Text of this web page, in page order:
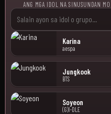
ANG MGA IDOL NA SINUSUNDAN
Karina
aespa
Jungkook
BTS
Soyeon
(G)I-DLE